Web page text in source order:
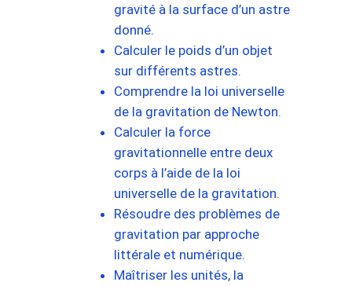
gravité à la surface d’un astre
donné.
Calculer le poids d’un objet
sur différents astres.
Comprendre la loi universelle
de la gravitation de Newton.
Calculer la force
gravitationnelle entre deux
corps à l’aide de la loi
universelle de la gravitation.
Résoudre des problèmes de
gravitation par approche
littérale et numérique.
Maîtriser les unités, la